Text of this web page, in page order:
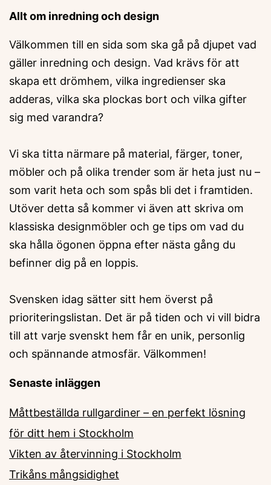
Allt om inredning och design
Välkommen till en sida som ska gå på djupet vad
gäller inredning och design. Vad krävs för att
skapa ett drömhem, vilka ingredienser ska
adderas, vilka ska plockas bort och vilka gifter
sig med varandra?
Vi ska titta närmare på material, färger, toner,
möbler och på olika trender som är heta just nu –
som varit heta och som spås bli det i framtiden.
Utöver detta så kommer vi även att skriva om
klassiska designmöbler och ge tips om vad du
ska hålla ögonen öppna efter nästa gång du
befinner dig på en loppis.
Svensken idag sätter sitt hem överst på
prioriteringslistan. Det är på tiden och vi vill bidra
till att varje svenskt hem får en unik, personlig
och spännande atmosfär. Välkommen!
Senaste inläggen
Måttbeställda rullgardiner – en perfekt lösning
för ditt hem i Stockholm
Vikten av återvinning i Stockholm
Trikåns mångsidighet